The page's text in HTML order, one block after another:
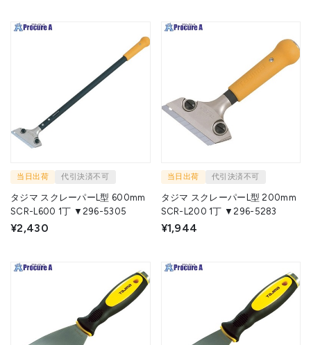
当日出荷 代引決済不可
タジマ スクレーパーL型 600mm
SCR-L600 1丁 ▼296-5305
¥2,430
当日出荷 代引決済不可
タジマ スクレーパーL型 200mm
SCR-L200 1丁 ▼296-5283
¥1,944